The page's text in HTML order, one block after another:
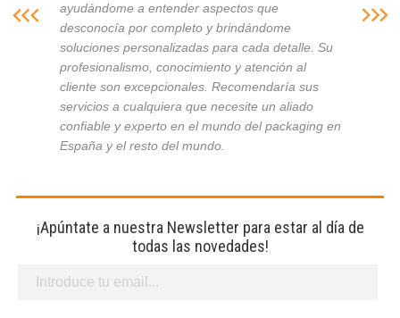
ayudándome a entender aspectos que
desconocía por completo y brindándome
soluciones personalizadas para cada detalle. Su
profesionalismo, conocimiento y atención al
cliente son excepcionales. Recomendaría sus
servicios a cualquiera que necesite un aliado
confiable y experto en el mundo del packaging en
España y el resto del mundo.
¡Apúntate a nuestra Newsletter para estar al día de
todas las novedades!